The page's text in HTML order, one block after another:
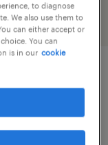
store
to diagnose
We also use them to
can either accept or
You can
is in our cookie